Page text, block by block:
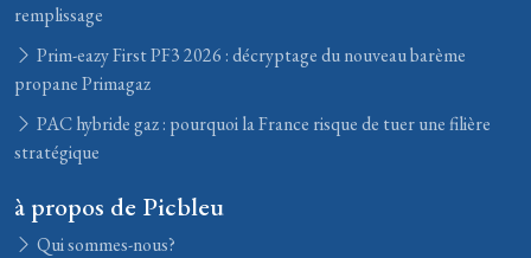
remplissage
Prim-eazy First PF3 2026 : décryptage du nouveau barème
propane Primagaz
PAC hybride gaz : pourquoi la France risque de tuer une filière
stratégique
à propos de Picbleu
Qui sommes-nous?